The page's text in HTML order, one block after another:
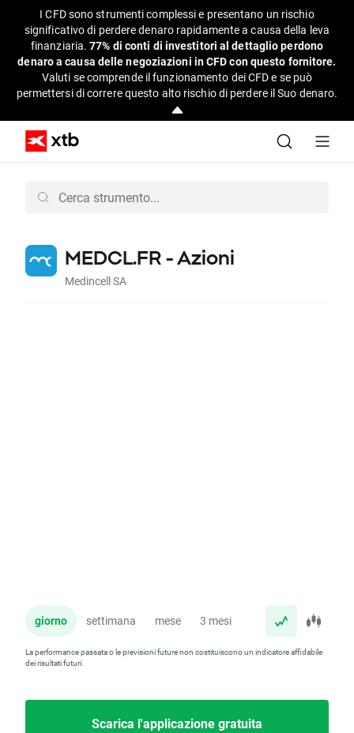
I CFD sono strumenti complessi e presentano un rischio
significativo di perdere denaro rapidamente a causa della leva
finanziaria.77% di conti di investitori al dettaglio perdono
denaro a causa delle negoziazioni in CFD con questo fornitore.
Valuti se comprende il funzionamento dei CFD e se può
permettersi di correre questo alto rischio di perdere il Suo denaro.
MEDCL.FR - Azioni
Medincell SA
giorno settimana mese 3 mesi anno
La performance passata o le previsioni future non costituiscono un indicatore affidabile
dei risultati futuri.
Scarica l'applicazione gratuita